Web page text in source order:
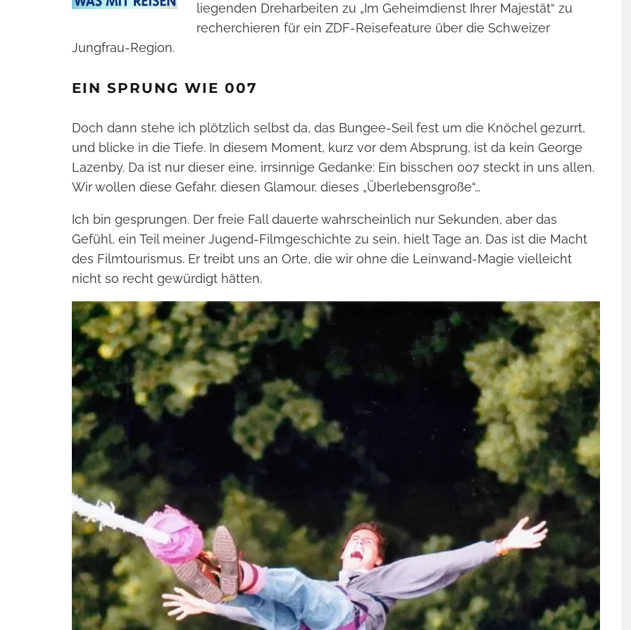
liegenden Dreharbeiten zu „Im Geheimdienst Ihrer Majestät“ zu
recherchieren für ein ZDF-Reisefeature über die Schweizer
Jungfrau-Region.
EIN SPRUNG WIE 007
Doch dann stehe ich plötzlich selbst da, das Bungee-Seil fest um die Knöchel gezurrt,
und blicke in die Tiefe. In diesem Moment, kurz vor dem Absprung, ist da kein George
Lazenby. Da ist nur dieser eine, irrsinnige Gedanke: Ein bisschen 007 steckt in uns allen.
Wir wollen diese Gefahr, diesen Glamour, dieses „Überlebensgroße“…
Ich bin gesprungen. Der freie Fall dauerte wahrscheinlich nur Sekunden, aber das
Gefühl, ein Teil meiner Jugend-Filmgeschichte zu sein, hielt Tage an. Das ist die Macht
des Filmtourismus. Er treibt uns an Orte, die wir ohne die Leinwand-Magie vielleicht
nicht so recht gewürdigt hätten.
DIE SEELE EINES LANDES
PASST IN KEINEN
REISEFÜHRER
Warum ich mich freue, dass Uwe Krist heute
Romane schreibt